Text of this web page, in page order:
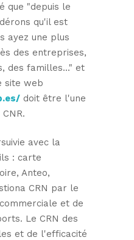
que "depuis le
qu'il est
ayez une plus
des entreprises,
des familles..." et
site web
doit être l'une
avec la
: carte
Anteo,
CRN par le
et de
Le CRN des
et de l'efficacité